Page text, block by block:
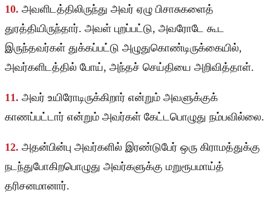
10. அவளிடத்திலிருந்து அவர் ஏழு பிசாசுகளைத்
துரத்தியிருந்தார். அவள் புறப்பட்டு, அவரோடே கூட
இருந்தவர்கள் துக்கப்பட்டு அழுதுகொண்டிருக்கையில்,
அவர்களிடத்தில் போய், அந்தச் செய்தியை அறிவித்தாள்.
11. அவர் உயிரோடிருக்கிறார் என்றும் அவளுக்குக்
காணப்பட்டார் என்றும் அவர்கள் கேட்டபொழுது நம்பவில்லை.
12. அதன்பின்பு அவர்களில் இரண்டுபேர் ஒரு கிராமத்துக்கு
நடந்துபோகிறபொழுது அவர்களுக்கு மறுரூபமாய்த்
தரிசனமானார்.